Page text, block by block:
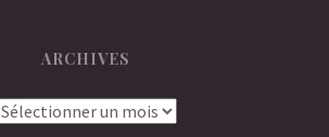
ARCHIVES
Archives